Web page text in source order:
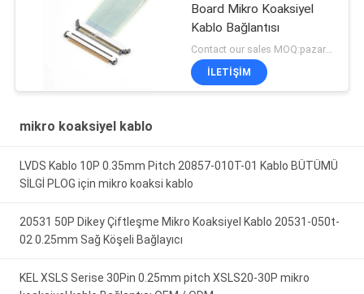
Board Mikro Koaksiyel
Kablo Bağlantısı
Contact our sales MOQ:pazarlık edilebilir
İLETIŞIM
mikro koaksiyel kablo
LVDS Kablo 10P 0.35mm Pitch 20857-010T-01 Kablo BÜTÜMÜ
SİLGİ PLOG için mikro koaksi kablo
20531 50P Dikey Çiftleşme Mikro Koaksiyel Kablo 20531-050t-
02 0.25mm Sağ Köşeli Bağlayıcı
KEL XSLS Serise 30Pin 0.25mm pitch XSLS20-30P mikro